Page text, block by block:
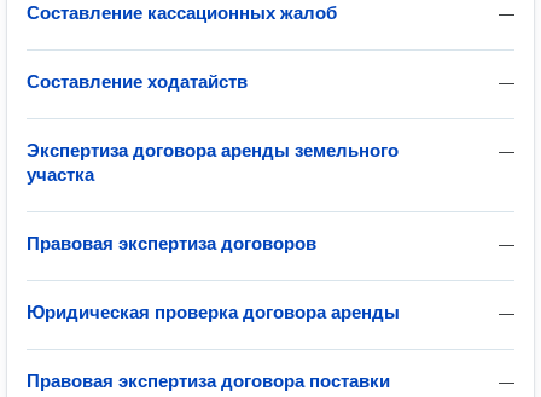
—
Составление кассационных жалоб
—
Составление ходатайств
—
Экспертиза договора аренды земельного
участка
—
Правовая экспертиза договоров
—
Юридическая проверка договора аренды
—
Правовая экспертиза договора поставки